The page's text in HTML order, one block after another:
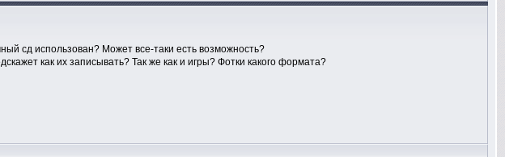
сд использован? Может все-таки есть возможность?
как их записывать? Так же как и игры? Фотки какого формата?